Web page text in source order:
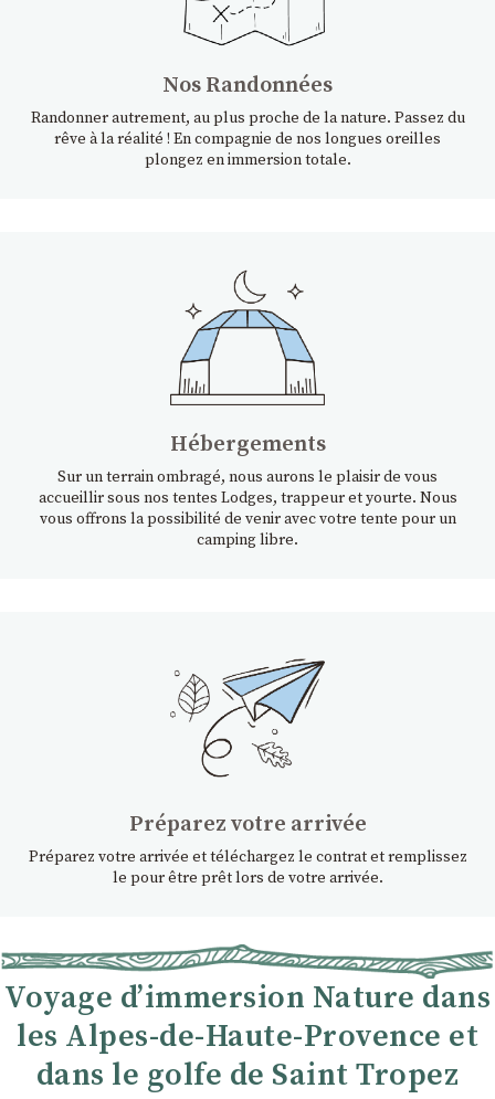
Nos Randonnées
Randonner autrement, au plus proche de la nature. Passez du
rêve à la réalité ! En compagnie de nos longues oreilles
plongez en immersion totale.
Hébergements
Sur un terrain ombragé, nous aurons le plaisir de vous
accueillir sous nos tentes Lodges, trappeur et yourte. Nous
vous offrons la possibilité de venir avec votre tente pour un
camping libre.
Préparez votre arrivée
Préparez votre arrivée et téléchargez le contrat et remplissez
le pour être prêt lors de votre arrivée.
Voyage d’immersion Nature dans
les Alpes-de-Haute-Provence et
dans le golfe de Saint Tropez